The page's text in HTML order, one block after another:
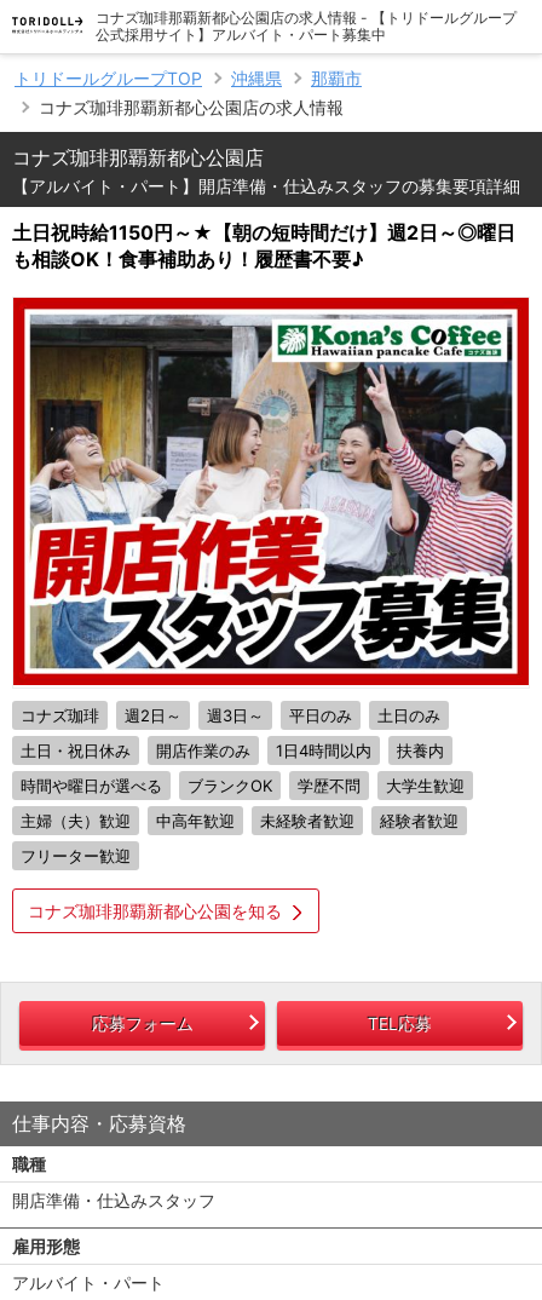
コナズ珈琲那覇新都心公園店の求人情報 - 【トリドールグループ
公式採用サイト】アルバイト・パート募集中
トリドールグループTOP 沖縄県
那覇市
コナズ珈琲那覇新都心公園店の求人情報
コナズ珈琲那覇新都心公園店
【アルバイト・パート】開店準備・仕込みスタッフの募集要項詳細
土日祝時給1150円～★【朝の短時間だけ】週2日～◎曜日
も相談OK！食事補助あり！履歴書不要♪
コナズ珈琲 週2日～ 週3日～ 平日のみ
土日のみ
土日・祝日休み
開店作業のみ 1日4時間以内
扶養内
時間や曜日が選べる
ブランクOK 学歴不問
大学生歓迎
主婦（夫）歓迎
中高年歓迎 未経験者歓迎
経験者歓迎
フリーター歓迎
コナズ珈琲那覇新都心公園を知る
応募フォーム TEL応募
仕事内容・応募資格
職種
開店準備・仕込みスタッフ
雇用形態
アルバイト・パート